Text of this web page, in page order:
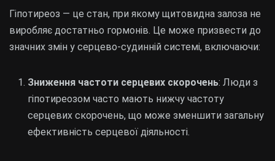
Гіпотиреоз — це стан, при якому щитовидна залоза не
виробляє достатньо гормонів. Це може призвести до
значних змін у серцево-судинній системі, включаючи:
Зниження частоти серцевих скорочень: Люди з
гіпотиреозом часто мають нижчу частоту
серцевих скорочень, що може зменшити загальну
ефективність серцевої діяльності.